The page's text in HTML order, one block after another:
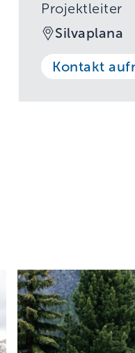
Projektleiter
Silvaplana
Kontakt